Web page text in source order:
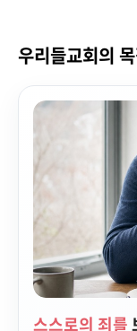
우리들교회의
스스로의 죄를